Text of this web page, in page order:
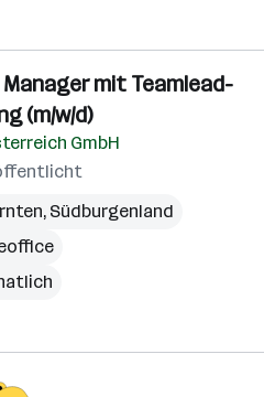
mit Teamlead-
(m/w/d)
GmbH
, Südburgenland